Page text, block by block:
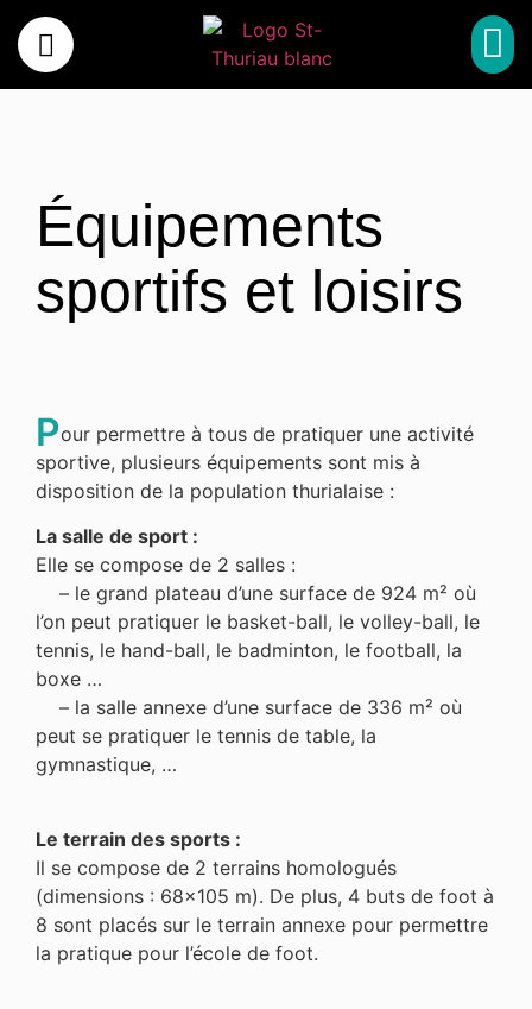
Équipements
sportifs et loisirs
Pour permettre à tous de pratiquer une activité
sportive, plusieurs équipements sont mis à
disposition de la population thurialaise :
La salle de sport :
Elle se compose de 2 salles :
– le grand plateau d’une surface de 924 m² où
l’on peut pratiquer le basket-ball, le volley-ball, le
tennis, le hand-ball, le badminton, le football, la
boxe …
– la salle annexe d’une surface de 336 m² où
peut se pratiquer le tennis de table, la
gymnastique, …
Le terrain des sports :
Il se compose de 2 terrains homologués
(dimensions : 68×105 m). De plus, 4 buts de foot à
8 sont placés sur le terrain annexe pour permettre
la pratique pour l’école de foot.